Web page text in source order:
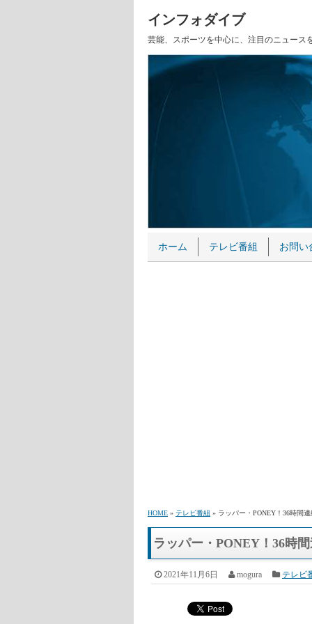
インフォダイブ
芸能、スポーツを中心に、注目のニュース
ホーム テレビ番組 お問い
HOME » テレビ番組 » ラッパー・PONEY！36時間
ラッパー・PONEY！36時
2021年11月6日 mogura テレビ